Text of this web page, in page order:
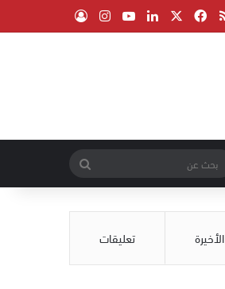
ملخص الموقع RSS
فيسبوك لينكدإن ‫YouTube
انستقرام
عن
الأخيرة تعليقات